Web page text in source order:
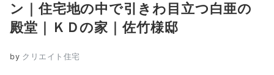
ン｜住宅地の中で引きわ目立つ白亜の
殿堂｜ＫＤの家｜佐竹様邸
by クリエイト住宅